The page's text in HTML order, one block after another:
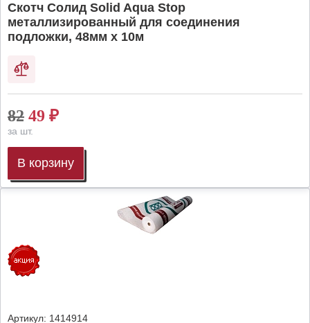
Скотч Солид Solid Aqua Stop
металлизированный для соединения
подложки, 48мм х 10м
82 49 ₽
за шт.
В корзину
Артикул: 1414914